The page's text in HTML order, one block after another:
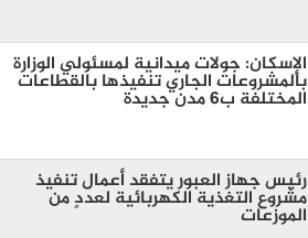
الإسكان: جولات ميدانية لمسئولي الوزارة
بالمشروعات الجاري تنفيذها بالقطاعات
المختلفة ب6 مدن جديدة
رئيس جهاز العبور يتفقد أعمال تنفيذ
مشروع التغذية الكهربائية لعددٍ من
الموزعات